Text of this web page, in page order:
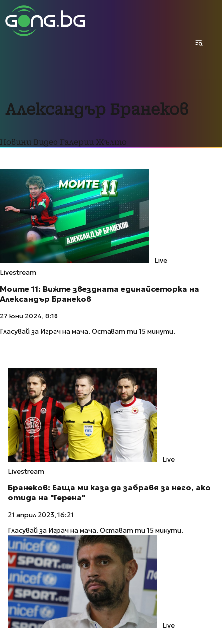
Александър Бранеков
Новини Видео Галерии Жълто
Live
Livestream
Моите 11: Вижте звездната единайсеторка на
Александър Бранеков
27 юни 2024, 8:18
Гласувай за Играч на мача. Остават ти 15 минути.
Live
Livestream
Бранеков: Баща ми каза да забравя за него, ако
отида на "Герена"
21 април 2023, 16:21
Гласувай за Играч на мача. Остават ти 15 минути.
Live